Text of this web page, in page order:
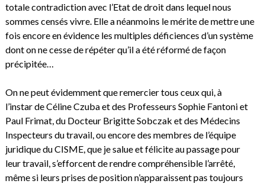
totale contradiction avec l’Etat de droit dans lequel nous
sommes censés vivre. Elle a néanmoins le mérite de mettre une
fois encore en évidence les multiples déficiences d’un système
dont on ne cesse de répéter qu’il a été réformé de façon
précipitée…
On ne peut évidemment que remercier tous ceux qui, à
l’instar de Céline Czuba et des Professeurs Sophie Fantoni et
Paul Frimat, du Docteur Brigitte Sobczak et des Médecins
Inspecteurs du travail, ou encore des membres de l’équipe
juridique du CISME, que je salue et félicite au passage pour
leur travail, s’efforcent de rendre compréhensible l’arrêté,
même si leurs prises de position n’apparaissent pas toujours